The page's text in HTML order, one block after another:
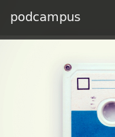
podcampus